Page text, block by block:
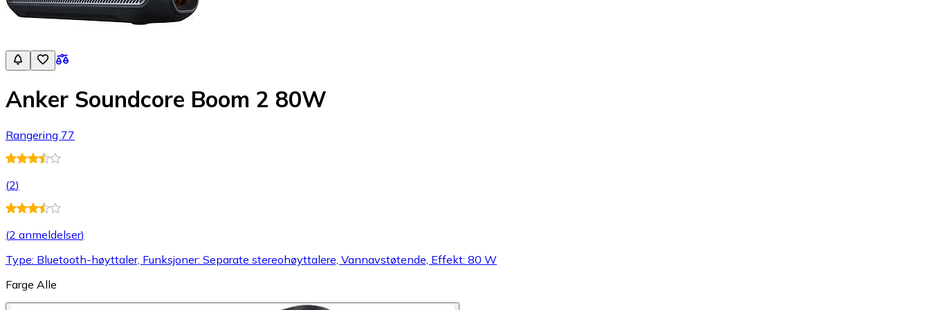
Anker Soundcore Boom 2 80W
Rangering 77
(2)
(2 anmeldelser)
Type: Bluetooth-høyttaler, Funksjoner: Separate stereohøyttalere, Vannavstøtende, Effekt: 80 W
Farge Alle